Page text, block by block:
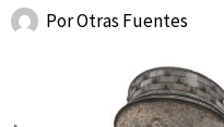
PorOtras Fuentes